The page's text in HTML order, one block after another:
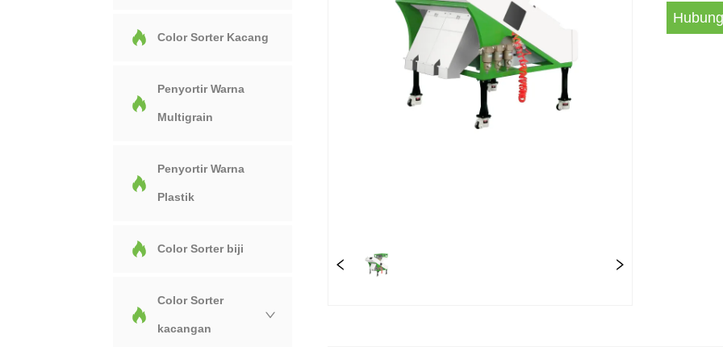
Color Sorter Kacang
Penyortir Warna
Multigrain
Penyortir Warna
Plastik
Color Sorter biji
Color Sorter
kacangan